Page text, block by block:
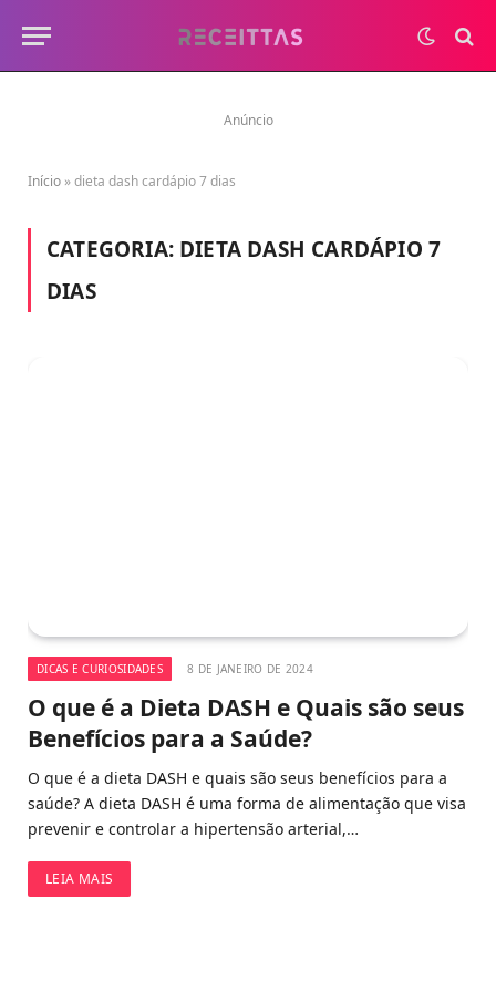
Anúncio
Início »dieta dash cardápio 7 dias
CATEGORIA: DIETA DASH CARDÁPIO 7
DIAS
DICAS E CURIOSIDADES 8 DE JANEIRO DE 2024
O que é a Dieta DASH e Quais são seus
Benefícios para a Saúde?
O que é a dieta DASH e quais são seus benefícios para a
saúde? A dieta DASH é uma forma de alimentação que visa
prevenir e controlar a hipertensão arterial,…
LEIA MAIS